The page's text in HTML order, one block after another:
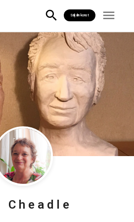
Sälj din konst
Cheadle